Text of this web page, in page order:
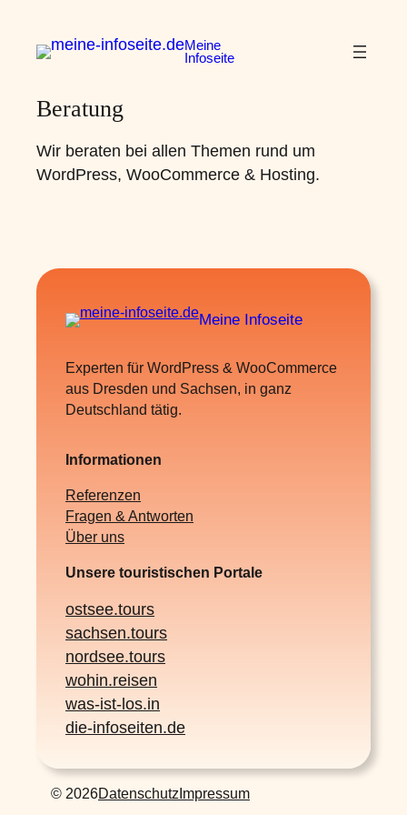
Inhalt
Meine
Infoseite
Beratung
Wir beraten bei allen Themen rund um
WordPress, WooCommerce & Hosting.
Meine Infoseite
Experten für WordPress & WooCommerce
aus Dresden und Sachsen, in ganz
Deutschland tätig.
Informationen
Referenzen
Fragen & Antworten
Über uns
Unsere touristischen Portale
ostsee.tours
sachsen.tours
nordsee.tours
wohin.reisen
was-ist-los.in
die-infoseiten.de
© 2026Datenschutz Impressum